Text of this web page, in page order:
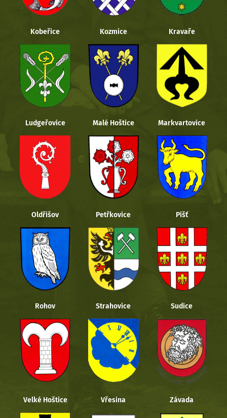
Kobeřice Kozmice Kravaře
Ludgeřovice Malé Hoštice Markvartovice
Oldřišov Petřkovice Píšť
Rohov Strahovice Sudice
Velké Hoštice Vřesina Závada